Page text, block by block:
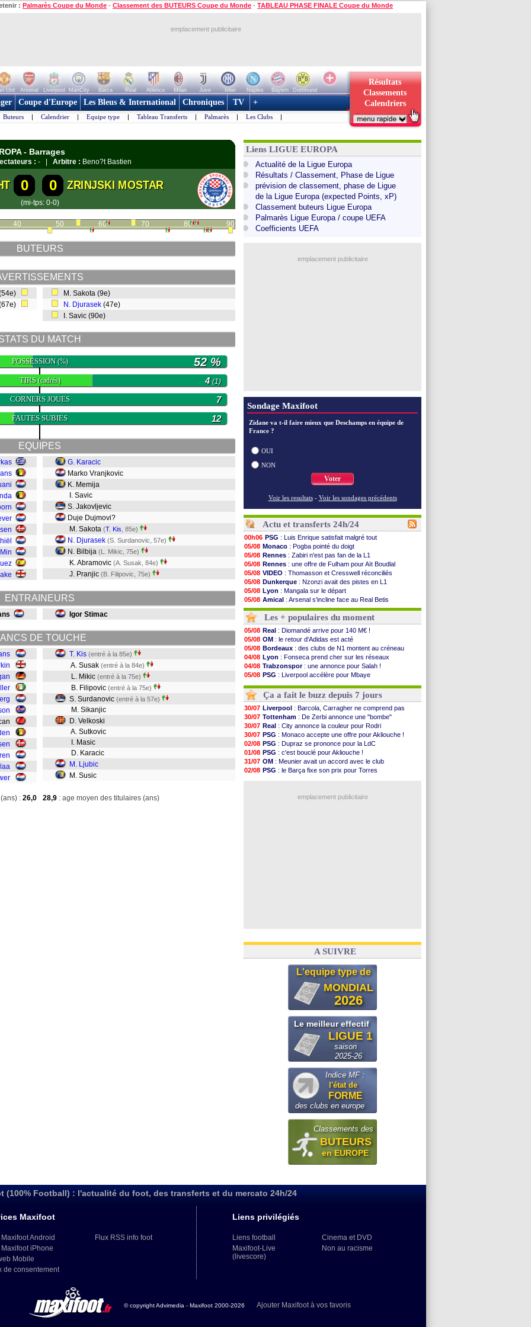
: Palmarès Coupe du Monde - Classement des BUTEURS Coupe du Monde - TABLEAU PHASE FINALE Coupe du Monde
emplacement publicitaire
Utd Arsenal Liverpool ManCity Barca Real Atletico Milan Juve Inter Naples Bayern
Dortmund
Résultats
Classements
Calendriers
Coupe d'Europe Les Bleus & International Chroniques TV +
Buteurs | Calendrier | Equipe type | Tableau Transferts | Palmarès | Les Clubs |
- Barrages
: - | Arbitre : Beno?t Bastien
0 0 ZRINJSKI MOSTAR
(mi-tps: 0-0)
40 50 60 70 80 90
BUTEURS
M. Sakota (9e)
N. Djurasek (47e)
I. Savic (90e)
DU MATCH
POSSESSION(%) 52 %
TIRS(cadrés) 4 (1)
CORNERS JOUES 7
FAUTES SUBIES 12
EQUIPES
G. Karacic
Marko Vranjkovic
K. Memija
I. Savic
S. Jakovljevic
Duje Dujmovi?
M. Sakota (T. Kis , 85e)
N. Djurasek (S. Surdanovic, 57e)
N. Bilbija (L. Mikic, 75e)
K. Abramovic (A. Susak, 84e)
J. Pranjic (B. Filipovic, 75e)
ENTRAINEURS
Igor Stimac
DE TOUCHE
T. Kis (entré à la 85e)
A. Susak (entré à la 84e)
L. Mikic (entré à la 75e)
B. Filipovic (entré à la 75e)
S. Surdanovic (entré à la 57e)
M. Sikanjic
D. Velkoski
A. Sutkovic
I. Masic
D. Karacic
M. Ljubic
M. Susic
: 26,0 28,9 : age moyen des titulaires (ans)
Liens LIGUE EUROPA
Actualité de la Ligue Europa
Résultats / Classement, Phase de Ligue
prévision de classement, phase de Ligue
de la Ligue Europa (expected Points, xP)
Classement buteurs Ligue Europa
Palmarès Ligue Europa / coupe UEFA
Coefficients UEFA
emplacement publicitaire
Sondage Maxifoot
Zidane va t-il faire mieux que Deschamps en équipe de
France ?
OUI
NON
Voter
Voir les resultats - Voir les sondages précédents
Actu et transferts 24h/24
00h06 PSG : Luis Enrique satisfait malgré tout
05/08 Monaco : Pogba pointé du doigt
05/08 Rennes : Zabiri n'est pas fan de la L1
05/08 Rennes : une offre de Fulham pour Aït Boudlal
05/08 VIDEO : Thomasson et Cresswell réconciliés
05/08 Dunkerque : Nzonzi avait des pistes en L1
05/08 Lyon : Mangala sur le départ
05/08 Amical : Arsenal s'incline face au Real Betis
05/08 Amical: lourde défaite pour le PSG
05/08
Man City: Maresca flou pour Reijnders
05/08 LdC: Fenerbahçe prend une belle option
05/08 Al-Diriyah: Mbemba arrive libre (officiel)
05/08 Atletico: le plan d'Alvarez à son retour
05/08 Amical: premier succès pour Brest
05/08 VIDEO: le joli but de Greenwood avec le Fener !
05/08 CdM 2030: une promesse d'Infantino au Maroc ...
05/08 PSG : la compo pour le premier match amical
05/08 Newcastle: Jaissle est le nouveau coach (off.)
05/08
Real: une nouvelle offre pour Vinicius
05/08 Amical: l'OM domine Al-Shahaniya
05/08 Monaco: Cabral a prolongé (officiel)
05/08 Atletico: Molina va signer à la Roma
05/08 Real : Diomandé arrive pour 140 M€ !
05/08 Arsenal: Havertz en veut encore plus
Voir les brèves précédentes
Les + populaires du moment
05/08 Real : Diomandé arrive pour 140 M€ !
05/08 OM : le retour d'Adidas est acté
05/08 Bordeaux : des clubs de N1 montent au créneau
04/08 Lyon : Fonseca prend cher sur les réseaux
04/08 Trabzonspor : une annonce pour Salah !
05/08 PSG : Liverpool accélère pour Mbaye
04/08
Nice: 3 joueurs écartés du groupe pro
Ça a fait le buzz depuis 7 jours
30/07 Liverpool : Barcola, Carragher ne comprend pas
30/07 Tottenham : De Zerbi annonce une "bombe"
30/07 Real : City annonce la couleur pour Rodri
30/07 PSG : Monaco accepte une offre pour Akliouche !
02/08 PSG : Dupraz se prononce pour la LdC
01/08 PSG : c'est bouclé pour Akliouche !
31/07 OM : Meunier avait un accord avec le club
02/08 PSG : le Barça fixe son prix pour Torres
emplacement publicitaire
A SUIVRE
L'equipe type de
MONDIAL
2026
Le meilleur effectif
LIGUE 1
saison
2025-26
Indice MF :
l'état de
FORME
des clubs en europe
Classements des
BUTEURS
en EUROPE
(100% Football) : l'actualité du foot, des transferts et du mercato 24h/24
Maxifoot
Android
iPhone
Mobile
de consentement
Flux RSS info foot
Liens privilégiés
Liens football
Maxifoot-Live
(livescore)
Cinema et DVD
Non au racisme
© copyright Advimedia - Maxifoot 2000-2026 Ajouter Maxifoot à vos favoris